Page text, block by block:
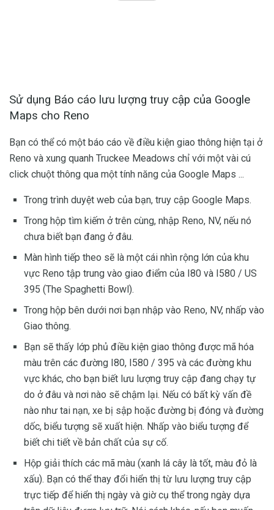
Sử dụng Báo cáo lưu lượng truy cập của Google
Maps cho Reno
Bạn có thể có một báo cáo về điều kiện giao thông hiện tại ở
Reno và xung quanh Truckee Meadows chỉ với một vài cú
click chuột thông qua một tính năng của Google Maps ...
Trong trình duyệt web của bạn, truy cập Google Maps.
Trong hộp tìm kiếm ở trên cùng, nhập Reno, NV, nếu nó
chưa biết bạn đang ở đâu.
Màn hình tiếp theo sẽ là một cái nhìn rộng lớn của khu
vực Reno tập trung vào giao điểm của I80 và I580 / US
395 (The Spaghetti Bowl).
Trong hộp bên dưới nơi bạn nhập vào Reno, NV, nhấp vào
Giao thông.
Bạn sẽ thấy lớp phủ điều kiện giao thông được mã hóa
màu trên các đường I80, I580 / 395 và các đường khu
vực khác, cho bạn biết lưu lượng truy cập đang chạy tự
do ở đâu và nơi nào sẽ chậm lại. Nếu có bất kỳ vấn đề
nào như tai nạn, xe bị sập hoặc đường bị đóng và đường
dốc, biểu tượng sẽ xuất hiện. Nhấp vào biểu tượng để
biết chi tiết về bản chất của sự cố.
Hộp giải thích các mã màu (xanh lá cây là tốt, màu đỏ là
xấu). Bạn có thể thay đổi hiển thị từ lưu lượng truy cập
trực tiếp để hiển thị ngày và giờ cụ thể trong ngày dựa